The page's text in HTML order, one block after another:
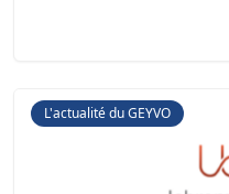
L'actualité du GEYVO